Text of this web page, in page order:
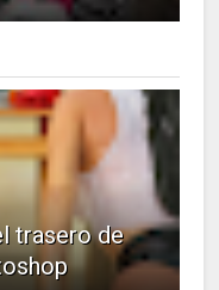
trasero de